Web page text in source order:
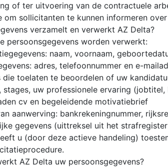
of ter uitvoering van de contractuele
om sollicitanten te kunnen informeren
verzamelt en verwerkt AZ Delta?
persoonsgegevens worden verwerkt:
naam, voornaam,
adres, telefoonnummer en e-
die toelaten te beoordelen of uw
stages, uw professionele ervaring
cv en begeleidende motivatiebrief
aanwerving: bankrekeningnummer,
gegevens (uittreksel uit het
u (door deze actieve handeling)
AZ Delta uw persoonsgegevens?